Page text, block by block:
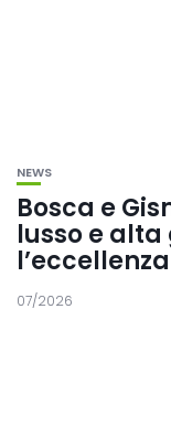
NEWS
Bosca e
lusso e
07/2026